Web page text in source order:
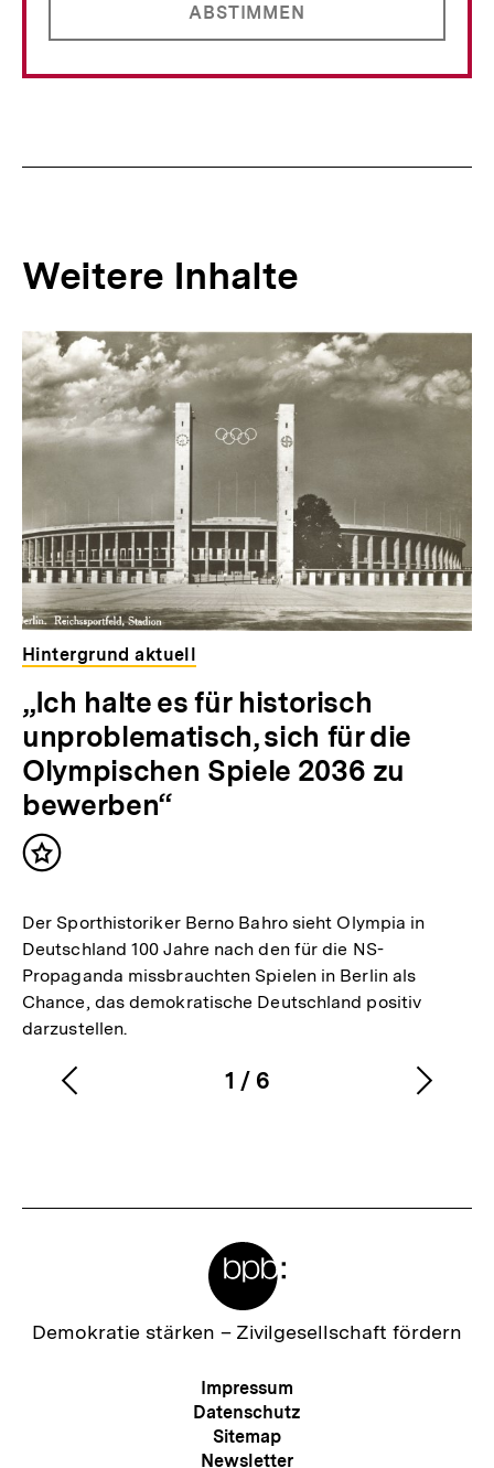
ABSTIMMEN
Weitere Inhalte
Inhaltskarousell
für
weitere
Inhalte
Inhaltskarussell
überspringen
Hintergrund aktuell
„Ich halte es für historisch
unproblematisch, sich für die
Olympischen Spiele 2036 zu
bewerben“
Inhalt
Der Sporthistoriker Berno Bahro sieht Olympia in
Deutschland 100 Jahre nach den für die NS-
Propaganda missbrauchten Spielen in Berlin als
Chance, das demokratische Deutschland positiv
darzustellen.
Karussellinhalt
1
von
/ 6
Vorherigen
Zur
Demokratie stärken – Zivilgesellschaft fördern
Meta-
Navigation
Impressum
Datenschutz
Sitemap
Newsletter